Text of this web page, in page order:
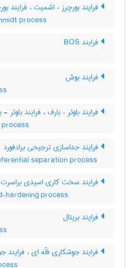
فرایند بورچرز – اشمیت ، فرایند
process
فرایند BOS
فرایند بوش
فرایند باوئر – بارف ، فرایند باوئر
فرایند جداسازی ترجیحی برادفورد
separation process
فرایند سخت کاری اسیدی براسرت
hardening process
فرایند بریتال
فرایند جوشکاری فلّه ای ، فرایند